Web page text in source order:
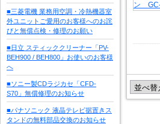
■三菱電機 業務用空調・冷熱機器室
外ユニットご愛用のお客様へのお詫
びと無償点検・修理のお願い
■日立 スティッククリーナー「PV-
BEH900 / BEH800」お使いのお客様
へ
■ソニー製CDラジカセ「CFD-
S70」無償修理のお知らせ
■パナソニック 液晶テレビ据置きス
タンドの無料部品交換のお知らせ